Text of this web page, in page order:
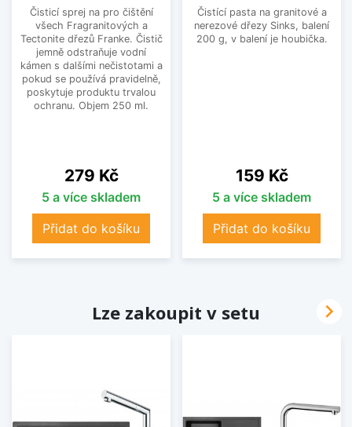
Čisticí sprej na pro čištění
všech Fragranitových a
Tectonite dřezů Franke. Čistič
jemně odstraňuje vodní
kámen s dalšími nečistotami a
pokud se používá pravidelně,
poskytuje produktu trvalou
ochranu. Objem 250 ml.
Cena
279 Kč
5 a více skladem
Přidat do košíku
Čistící pasta na granitové a
nerezové dřezy Sinks, balení
200 g, v balení je houbička.
Cena
159 Kč
5 a více skladem
Přidat do košíku
Lze zakoupit v setu 